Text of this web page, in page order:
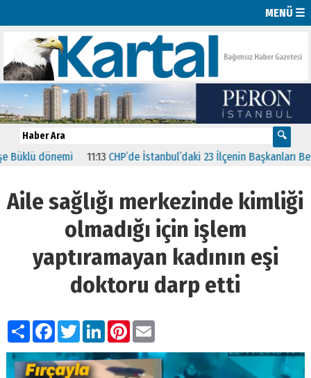
MENÜ ☰
11:13 CHP’de İstanbul’daki 23 İlçenin Başkanları Belli Oldu
Aile sağlığı merkezinde kimliği
olmadığı için işlem
yaptıramayan kadının eşi
doktoru darp etti
PaylaşFacebook
TwitterLinkedIn
Pinterest
Email